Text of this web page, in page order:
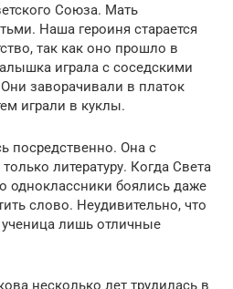
Союза. Мать
Наша героиня старается
так как оно прошло в
играла с соседскими
заворачивали в платок
играли в куклы.
посредственно. Она с
литературу. Когда Света
одноклассники боялись даже
слово. Неудивительно, что
ученица лишь отличные
несколько лет трудилась в